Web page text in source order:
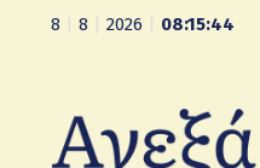
8 8 2026 08:15:44